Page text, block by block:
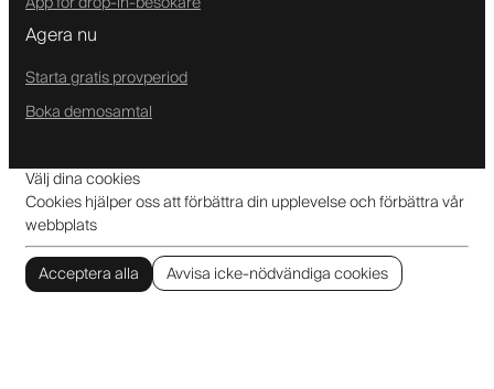
Agera nu
Starta gratis provperiod
Boka demosamtal
Välj dina cookies
Cookies hjälper oss att förbättra din upplevelse och förbättra vår
webbplats
Acceptera alla
Avvisa icke-nödvändiga cookies